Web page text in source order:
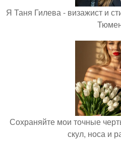
Я Таня Гилева - визажист и
Сохраняйте мои точные
скул, носа и